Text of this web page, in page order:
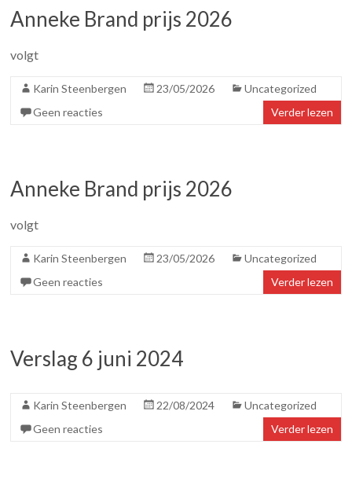
Anneke Brand prijs 2026
volgt
Karin Steenbergen 23/05/2026
Uncategorized
Geen reacties
Verder lezen
Anneke Brand prijs 2026
volgt
Karin Steenbergen 23/05/2026
Uncategorized
Geen reacties
Verder lezen
Verslag 6 juni 2024
Karin Steenbergen 22/08/2024
Uncategorized
Geen reacties
Verder lezen